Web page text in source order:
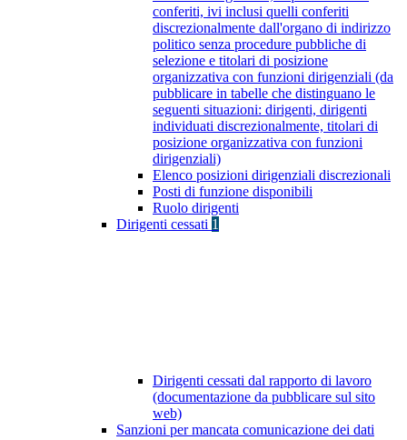
conferiti, ivi inclusi quelli conferiti
discrezionalmente dall'organo di indirizzo
politico senza procedure pubbliche di
selezione e titolari di posizione
organizzativa con funzioni dirigenziali (da
pubblicare in tabelle che distinguano le
seguenti situazioni: dirigenti, dirigenti
individuati discrezionalmente, titolari di
posizione organizzativa con funzioni
dirigenziali)
Elenco posizioni dirigenziali discrezionali
Posti di funzione disponibili
Ruolo dirigenti
Dirigenti cessati 1
Dirigenti cessati dal rapporto di lavoro
(documentazione da pubblicare sul sito
web)
Sanzioni per mancata comunicazione dei dati